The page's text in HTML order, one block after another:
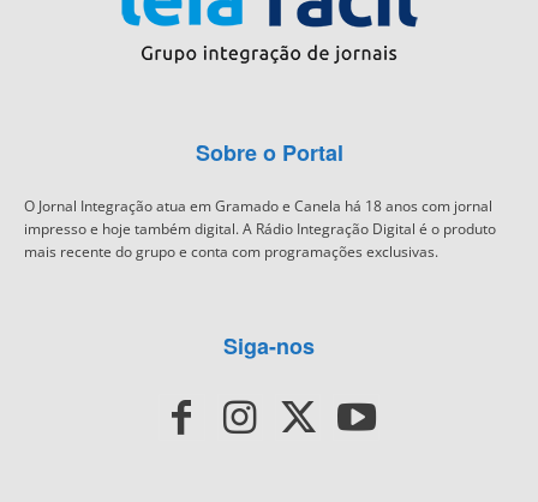
Sobre o Portal
O Jornal Integração atua em Gramado e Canela há 18 anos com jornal
impresso e hoje também digital. A Rádio Integração Digital é o produto
mais recente do grupo e conta com programações exclusivas.
Siga-nos